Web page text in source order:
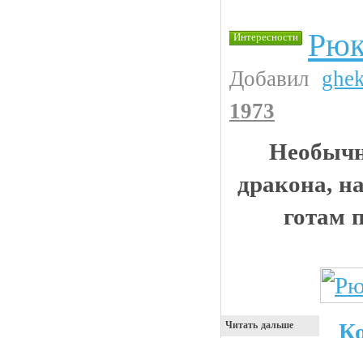
Интересности
Добавил
1973
дракона,
готам
Читать дальше